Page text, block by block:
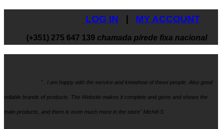
LOG IN MY ACCOUNT
(+351) 275 647 139 chamada p/rede fixa nacional
".. I am happy with the service and knowhow of these people. Also good
reliable brands of products. The Website makes it complete and gives and shows the
main products, and there is even much more in the store" Michël S